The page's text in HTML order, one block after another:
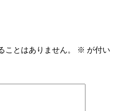
ことはありません。 ※ が付い